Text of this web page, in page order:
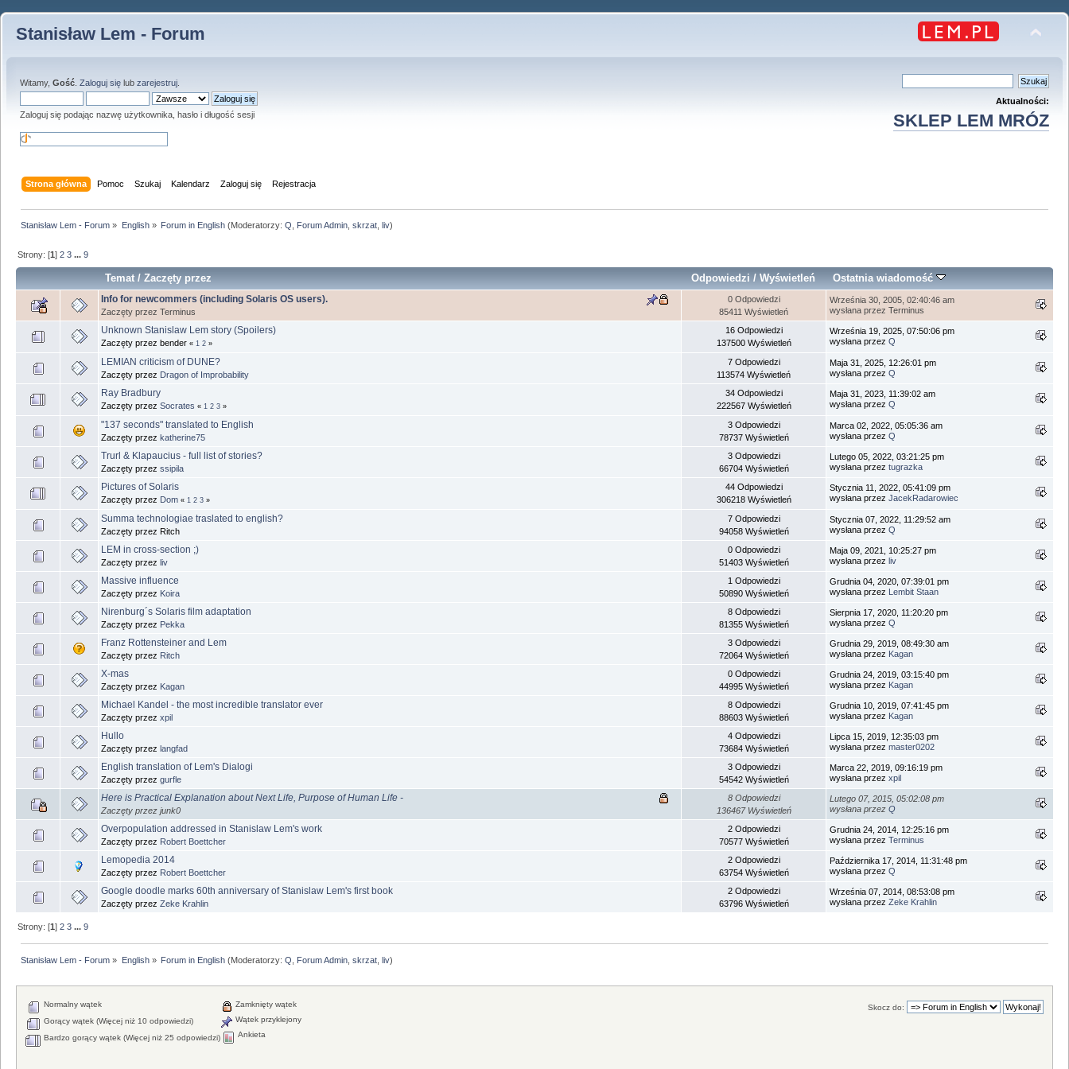
Stanisław Lem - Forum
Witamy, Gość Zaloguj się lub zarejestruj
Zaloguj się podając nazwę użytkownika, hasło i długość sesji
Aktualności:
SKLEP LEM MRÓZ
Strona główna Pomoc Szukaj Kalendarz Zaloguj się Rejestracja
Stanisław Lem - Forum » English» Forum in English(Moderatorzy: Q Forum Admin, skrzat, liv)
Strony: [1]2 3 ...9
Temat/Zaczęty przez Odpowiedzi / Wyświetleń Ostatnia wiadomość
Info for newcommers (including Solaris OS users).
Zaczęty przez Terminus
0 Odpowiedzi
85411 Wyświetleń
Września 30, 2005, 02:40:46 am
wysłana przez Terminus
Unknown Stanislaw Lem story (Spoilers)
Zaczęty przez bender « 1 2 »
16 Odpowiedzi
137500 Wyświetleń
Września 19, 2025, 07:50:06 pm
wysłana przez Q
LEMIAN criticism of DUNE?
Zaczęty przez Dragon of Improbability
7 Odpowiedzi
113574 Wyświetleń
Maja 31, 2025, 12:26:01 pm
wysłana przez Q
Ray Bradbury
Zaczęty przez Socrates « 1 2 3 »
34 Odpowiedzi
222567 Wyświetleń
Maja 31, 2023, 11:39:02 am
wysłana przez Q
"137 seconds" translated to English
Zaczęty przez katherine75
3 Odpowiedzi
78737 Wyświetleń
Marca 02, 2022, 05:05:36 am
wysłana przez Q
Trurl & Klapaucius - full list of stories?
Zaczęty przez ssipila
3 Odpowiedzi
66704 Wyświetleń
Lutego 05, 2022, 03:21:25 pm
wysłana przez tugrazka
Pictures of Solaris
Zaczęty przez Dom « 1 2 3 »
44 Odpowiedzi
306218 Wyświetleń
Stycznia 11, 2022, 05:41:09 pm
wysłana przez JacekRadarowiec
Summa technologiae traslated to english?
Zaczęty przez Ritch
7 Odpowiedzi
94058 Wyświetleń
Stycznia 07, 2022, 11:29:52 am
wysłana przez Q
LEM in cross-section ;)
Zaczęty przez liv
0 Odpowiedzi
51403 Wyświetleń
Maja 09, 2021, 10:25:27 pm
wysłana przez liv
Massive influence
Zaczęty przez Koira
1 Odpowiedzi
50890 Wyświetleń
Grudnia 04, 2020, 07:39:01 pm
wysłana przez Lembit Staan
Nirenburg´s Solaris film adaptation
Zaczęty przez Pekka
8 Odpowiedzi
81355 Wyświetleń
Sierpnia 17, 2020, 11:20:20 pm
wysłana przez Q
Franz Rottensteiner and Lem
Zaczęty przez Ritch
3 Odpowiedzi
72064 Wyświetleń
Grudnia 29, 2019, 08:49:30 am
wysłana przez Kagan
X-mas
Zaczęty przez Kagan
0 Odpowiedzi
44995 Wyświetleń
Grudnia 24, 2019, 03:15:40 pm
wysłana przez Kagan
Michael Kandel - the most incredible translator ever
Zaczęty przez xpil
8 Odpowiedzi
88603 Wyświetleń
Grudnia 10, 2019, 07:41:45 pm
wysłana przez Kagan
Hullo
Zaczęty przez langfad
4 Odpowiedzi
73684 Wyświetleń
Lipca 15, 2019, 12:35:03 pm
wysłana przez master0202
English translation of Lem's Dialogi
Zaczęty przez gurfle
3 Odpowiedzi
54542 Wyświetleń
Marca 22, 2019, 09:16:19 pm
wysłana przez xpil
Here is Practical Explanation about Next Life, Purpose of Human Life -
Zaczęty przez junk0
8 Odpowiedzi
136467 Wyświetleń
Lutego 07, 2015, 05:02:08 pm
wysłana przez Q
Overpopulation addressed in Stanislaw Lem's work
Zaczęty przez Robert Boettcher
2 Odpowiedzi
70577 Wyświetleń
Grudnia 24, 2014, 12:25:16 pm
wysłana przez Terminus
Lemopedia 2014
Zaczęty przez Robert Boettcher
2 Odpowiedzi
63754 Wyświetleń
Października 17, 2014, 11:31:48 pm
wysłana przez Q
Google doodle marks 60th anniversary of Stanislaw Lem's first book
Zaczęty przez Zeke Krahlin
2 Odpowiedzi
63796 Wyświetleń
Września 07, 2014, 08:53:08 pm
wysłana przez Zeke Krahlin
Strony: [1]2 3 ...9
Stanisław Lem - Forum » English» Forum in English(Moderatorzy: Q Forum Admin, skrzat, liv)
Skocz do:
Normalny wątek
Gorący wątek (Więcej niż 10 odpowiedzi)
Bardzo gorący wątek (Więcej niż 25 odpowiedzi)
Zamknięty wątek
Wątek przyklejony
Ankieta